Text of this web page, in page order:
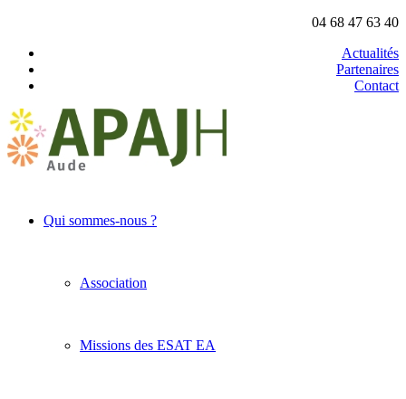
04 68 47 63 40
Actualités
Partenaires
Contact
Qui sommes-nous ?
Association
Missions des ESAT EA